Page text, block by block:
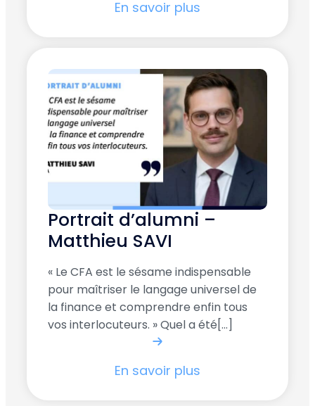
En savoir plus
Portrait d’alumni –
Matthieu SAVI
« Le CFA est le sésame indispensable
pour maîtriser le langage universel de
la finance et comprendre enfin tous
vos interlocuteurs. » Quel a été[...]
En savoir plus